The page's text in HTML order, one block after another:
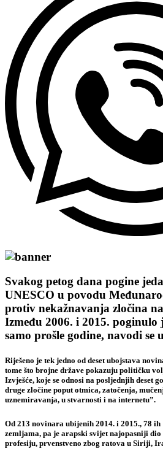
Svakog petog dana pogine
UNESCO u povodu
protiv nekažnavanja zločina
Između 2006. i 2015. poginulo
samo prošle godine, navodi se
Riješeno je tek jedno od deset ubojstava
tome što brojne države pokazuju političku
Izvješće, koje se odnosi na posljednjih deset
druge zločine poput otmica, zatočenja,
uznemiravanja, u stvarnosti i na internetu”.
Od 213 novinara ubijenih 2014. i 2015., 78
zemljama, pa je arapski svijet najopasniji
profesiju, prvenstveno zbog ratova u Siriji,